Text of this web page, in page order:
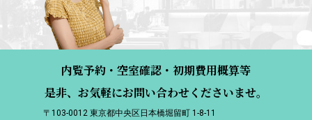
内覧予約・空室確認・初期費用概算等
是非、お気軽にお問い合わせくださいませ。
〒103-0012 東京都中央区日本橋堀留町 1-8-11